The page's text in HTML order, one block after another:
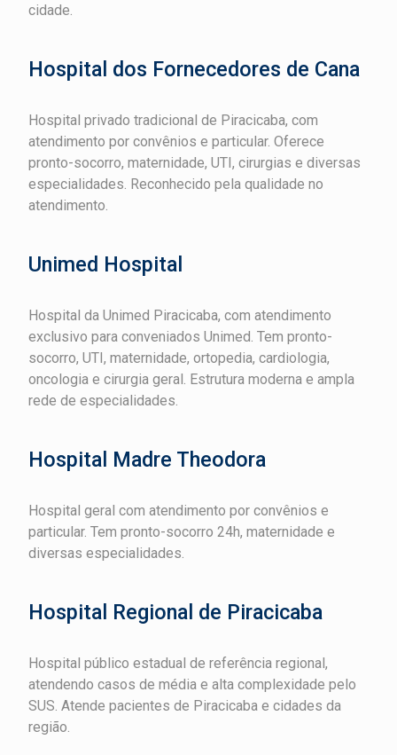
cidade.
Hospital dos Fornecedores de Cana
Hospital privado tradicional de Piracicaba, com
atendimento por convênios e particular. Oferece
pronto-socorro, maternidade, UTI, cirurgias e diversas
especialidades. Reconhecido pela qualidade no
atendimento.
Unimed Hospital
Hospital da Unimed Piracicaba, com atendimento
exclusivo para conveniados Unimed. Tem pronto-
socorro, UTI, maternidade, ortopedia, cardiologia,
oncologia e cirurgia geral. Estrutura moderna e ampla
rede de especialidades.
Hospital Madre Theodora
Hospital geral com atendimento por convênios e
particular. Tem pronto-socorro 24h, maternidade e
diversas especialidades.
Hospital Regional de Piracicaba
Hospital público estadual de referência regional,
atendendo casos de média e alta complexidade pelo
SUS. Atende pacientes de Piracicaba e cidades da
região.